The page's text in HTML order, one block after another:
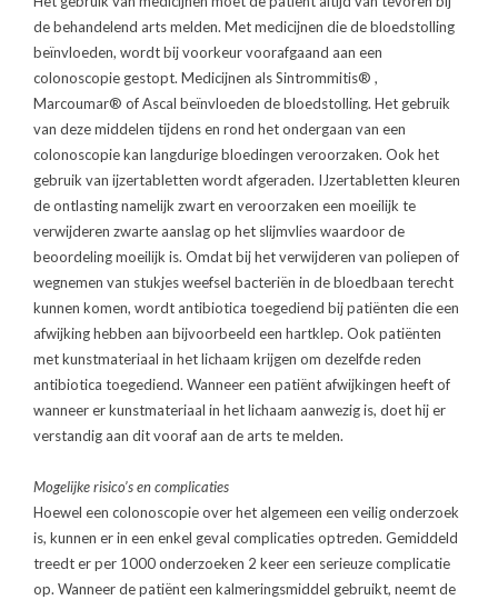
de behandelend arts melden. Met medicijnen die de bloedstolling
beïnvloeden, wordt bij voorkeur voorafgaand aan een
colonoscopie gestopt. Medicijnen als Sintrommitis® ,
Marcoumar® of Ascal beïnvloeden de bloedstolling. Het gebruik
van deze middelen tijdens en rond het ondergaan van een
colonoscopie kan langdurige bloedingen veroorzaken. Ook het
gebruik van ijzertabletten wordt afgeraden. IJzertabletten kleuren
de ontlasting namelijk zwart en veroorzaken een moeilijk te
verwijderen zwarte aanslag op het slijmvlies waardoor de
beoordeling moeilijk is. Omdat bij het verwijderen van poliepen of
wegnemen van stukjes weefsel bacteriën in de bloedbaan terecht
kunnen komen, wordt antibiotica toegediend bij patiënten die een
afwijking hebben aan bijvoorbeeld een hartklep. Ook patiënten
met kunstmateriaal in het lichaam krijgen om dezelfde reden
antibiotica toegediend. Wanneer een patiënt afwijkingen heeft of
wanneer er kunstmateriaal in het lichaam aanwezig is, doet hij er
verstandig aan dit vooraf aan de arts te melden.
Mogelijke risico’s en complicaties
Hoewel een colonoscopie over het algemeen een veilig onderzoek
is, kunnen er in een enkel geval complicaties optreden. Gemiddeld
treedt er per 1000 onderzoeken 2 keer een serieuze complicatie
op. Wanneer de patiënt een kalmeringsmiddel gebruikt, neemt de